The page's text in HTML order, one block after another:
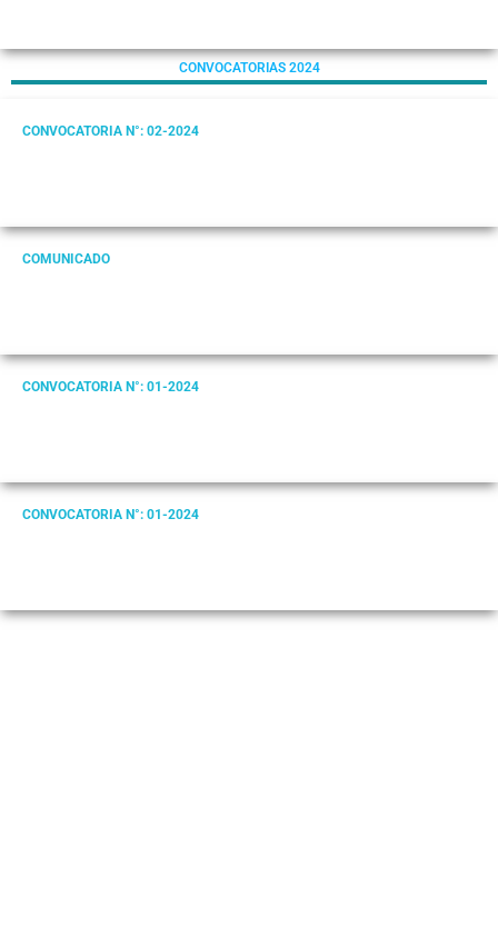
CONVOCATORIAS 2024
CONVOCATORIA N°: 02-2024
COMUNICADO
CONVOCATORIA N°: 01-2024
CONVOCATORIA N°: 01-2024